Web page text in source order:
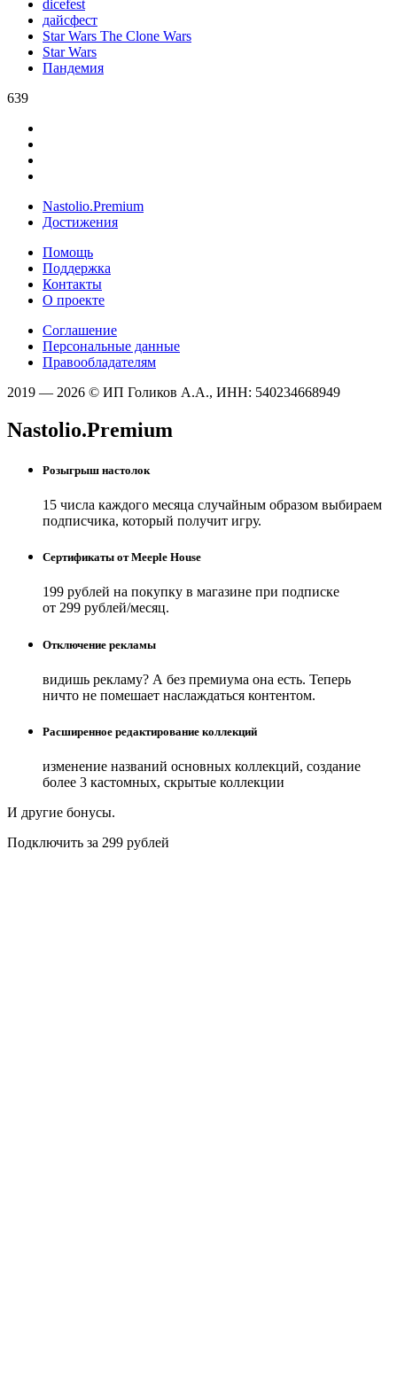
dicefest
дайсфест
Star Wars The Clone Wars
Star Wars
Пандемия
639
Nastolio.Premium
Достижения
Помощь
Поддержка
Контакты
О проекте
Соглашение
Персональные данные
Правообладателям
2019 — 2026 © ИП Голиков А.А., ИНН: 540234668949
Nastolio.Premium
Розыгрыш настолок
15 числа каждого месяца случайным образом выбираем
подписчика, который получит игру.
Сертификаты от Meeple House
199 рублей на покупку в магазине при подписке
от 299 рублей/месяц.
Отключение рекламы
видишь рекламу? А без премиума она есть. Теперь
ничто не помешает наслаждаться контентом.
Расширенное редактирование коллекций
изменение названий основных коллекций, создание
более 3 кастомных, скрытые коллекции
И другие бонусы.
Подключить за 299 рублей